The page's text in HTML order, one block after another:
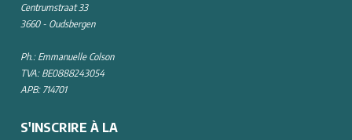
Centrumstraat 33
3660 - Oudsbergen
Ph.: Emmanuelle Colson
TVA: BE0888243054
APB: 714701
S'INSCRIRE À LA